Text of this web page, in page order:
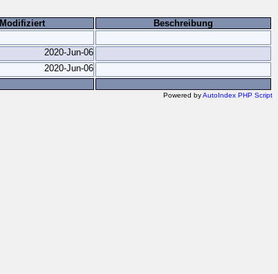
Modifiziert
Beschreibung
2020-Jun-06
2020-Jun-06
Powered byAutoIndex PHP Script